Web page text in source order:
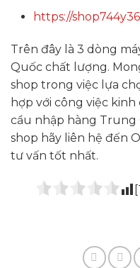
https://
Trên đây là 3 dòng
Quốc chất lượng.
shop trong việc lựa
hợp với công việc
cầu nhập hàng Trung
shop hãy liên hệ đến
tư vấn tốt nhất.